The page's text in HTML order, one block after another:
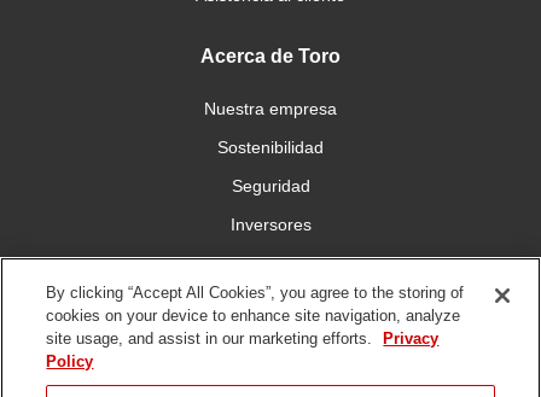
Acerca de Toro
Nuestra empresa
Sostenibilidad
Seguridad
Inversores
Trabajo
Conéctese con nosotros
By clicking “Accept All Cookies”, you agree to the storing of
cookies on your device to enhance site navigation, analyze
site usage, and assist in our marketing efforts.
Privacy
Policy